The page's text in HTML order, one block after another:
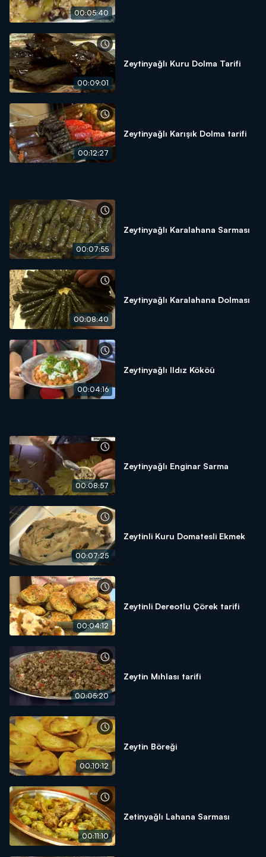
00:05:40
00:09:01
Zeytinyağlı Kuru Dolma Tarifi
00:12:27
Zeytinyağlı Karışık Dolma tarifi
00:07:55
Zeytinyağlı Karalahana Sarması
00:08:40
Zeytinyağlı Karalahana Dolması
00:04:16
Zeytinyağlı Ildız Kököü
00:08:57
Zeytinyağlı Enginar Sarma
00:07:25
Zeytinli Kuru Domatesli Ekmek
00:04:12
Zeytinli Dereotlu Çörek tarifi
00:05:20
Zeytin Mıhlası tarifi
00:10:12
Zeytin Böreği
00:11:10
Zetinyağlı Lahana Sarması